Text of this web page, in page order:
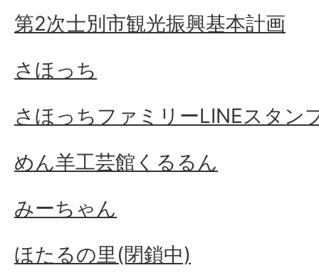
第2次士別市観光振興基本計画
さほっち
さほっちファミリーLINEスタン
めん羊工芸館くるるん
みーちゃん
ほたるの里(閉鎖中)